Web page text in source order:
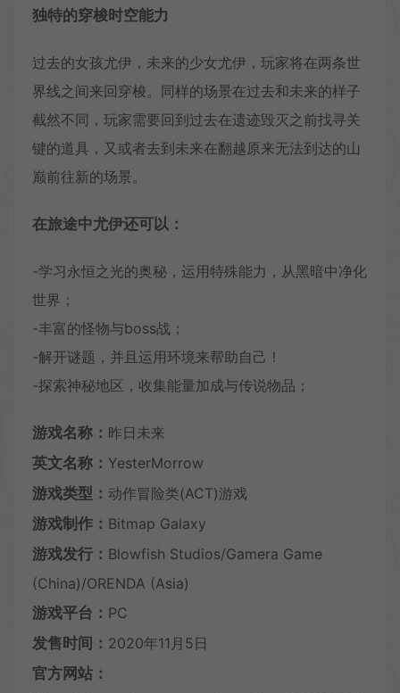
独特的穿梭时空能力
过去的女孩尤伊，未来的少女尤伊，玩家将在两条世
界线之间来回穿梭。同样的场景在过去和未来的样子
截然不同，玩家需要回到过去在遗迹毁灭之前找寻关
键的道具，又或者去到未来在翻越原来无法到达的山
巅前往新的场景。
在旅途中尤伊还可以：
-学习永恒之光的奥秘，运用特殊能力，从黑暗中净化
世界；
-丰富的怪物与boss战；
-解开谜题，并且运用环境来帮助自己！
-探索神秘地区，收集能量加成与传说物品；
游戏名称： 昨日未来
英文名称： YesterMorrow
游戏类型： 动作冒险类(ACT)游戏
游戏制作： Bitmap Galaxy
游戏发行： Blowfish Studios/Gamera Game
(China)/ORENDA (Asia)
游戏平台： PC
发售时间： 2020年11月5日
官方网站：